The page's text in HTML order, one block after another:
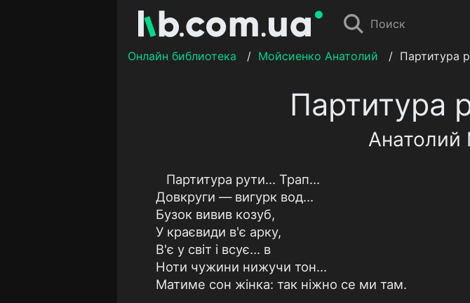
Поиск
Онлайн библиотека / Мойсиенко Анатолий / Партитура
Партитура
Анатолий
Партитура рути... Трап...
Довкруги — вигурк вод...
Бузок вивив козуб,
У краєвиди в'є арку,
В'є у свiт і всує... в
Ноти чужини нижучи тон...
Матиме сон жiнка: так нiжно се ми там.